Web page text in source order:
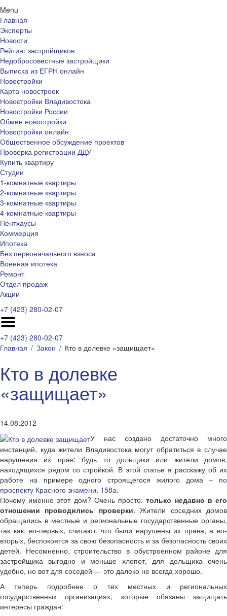
Menu
Главная
Эксперты
Новости
Рейтинг застройщиков
Недобросовестные застройщики
Выписка из ЕГРН онлайн
Новостройки
Карта новостроек
Новостройки Владивостока
Новостройки России
Обмен новостройки
Новостройки онлайн
Общественное обсуждение проектов
Проверка регистрации ДДУ
Купить квартиру
Студии
1-комнатные квартиры
2-комнатные квартиры
3-комнатные квартиры
4-комнатные квартиры
Пентхаусы
Коммерция
Ипотека
Без первоначального взноса
Военная ипотека
Ремонт
Отдел продаж
Акции
+7 (423) 280-02-07
+7 (423) 280-02-07
Главная
Закон Кто в долевке «защищает»
Кто в долевке
«защищает»
14.08.2012
У нас создано достаточно много
инстанций, куда жители Владивостока могут обратиться в случае
нарушения их прав: будь то дольщики или жители домов,
находящихся рядом со стройкой. В этой статье я расскажу об их
работе на примере одного строящегося жилого дома – по
проспекту Красного знамени, 158а.
Почему именно этот дом? Очень просто:только недавно в его
отношении проводились проверки. Жители соседних домов
обращались в местные и региональные государственные органы,
так как, во-первых, считают, что были нарушены их права, а во-
вторых, беспокоятся за свою безопасность и за безопасность своих
детей. Несомненно, строительство в обустроенном районе для
застройщика выгодно и меньше хлопот, для дольщика очень
удобно, но вот для соседей — это далеко не всегда хорошо.
А теперь подробнее о тех местных и региональных
государственных организациях, которые обязаны защищать
интересы граждан: